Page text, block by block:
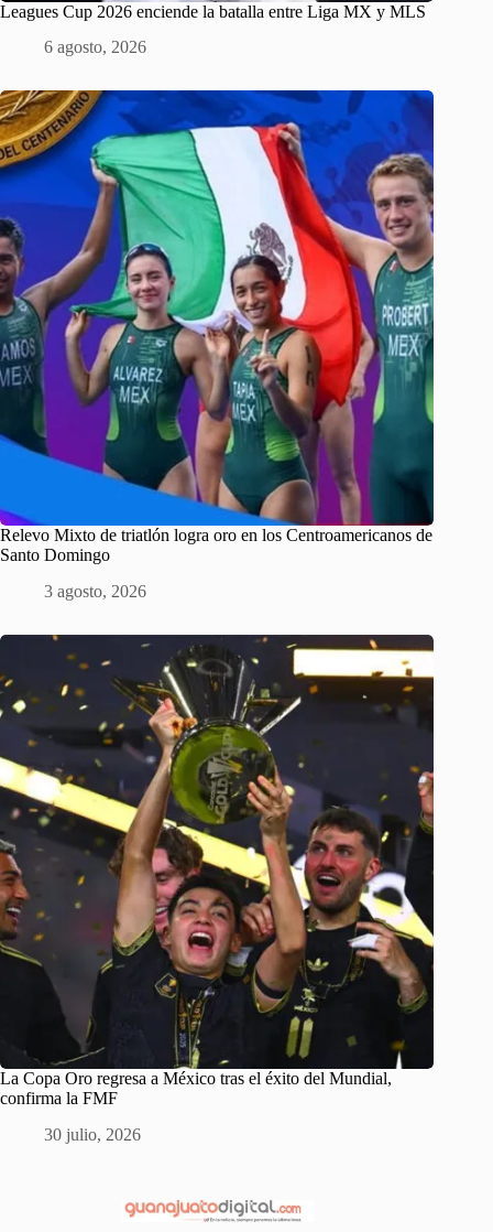
Leagues Cup 2026 enciende la batalla entre Liga MX y MLS
6 agosto, 2026
Relevo Mixto de triatlón logra oro en los Centroamericanos de
Santo Domingo
3 agosto, 2026
La Copa Oro regresa a México tras el éxito del Mundial,
confirma la FMF
30 julio, 2026